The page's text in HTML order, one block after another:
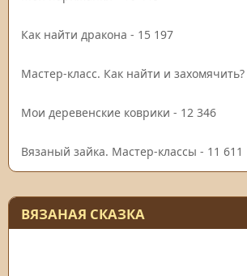
Как найти дракона - 15 197
Мастер-класс. Как найти и захомячить?
Мои деревенские коврики - 12 346
Вязаный зайка. Мастер-классы - 11 611
ВЯЗАНАЯ СКАЗКА